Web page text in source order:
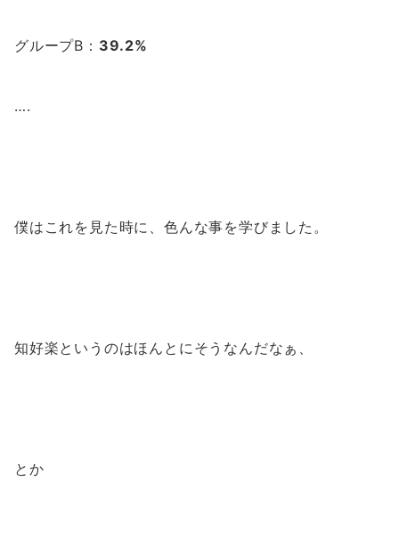
グループB： 39.2%
….
僕はこれを見た時に、色んな事を学びました。
知好楽というのはほんとにそうなんだなぁ、
とか